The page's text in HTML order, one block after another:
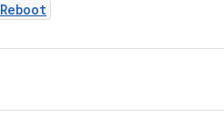
Reboot